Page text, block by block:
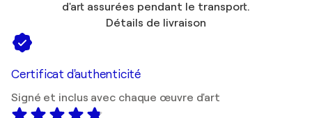
d'art assurées pendant le transport.
Détails de livraison
Certificat d'authenticité
Signé et inclus avec chaque œuvre d'art